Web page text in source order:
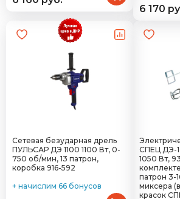
6 170
Сетевая безударная дрель
ПУЛЬСАР ДЭ 1100 1100 Вт, 0-
750 об/мин, 13 патрон,
коробка 916-592
+ начислим 66 бонусов
СПЕЦ ДЭ-
1050 Вт,
патрон 3-
миксера
красок